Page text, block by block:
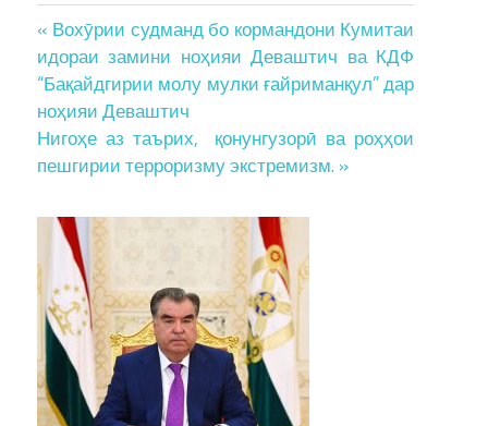
Post
navigation
« Вохӯрии судманд бо кормандони Кумитаи
идораи замини ноҳияи Деваштич ва КДФ
“Бақайдгирии молу мулки ғайриманқул” дар
ноҳияи Деваштич
Нигоҳе аз таърих, қонунгузорӣ ва роҳҳои
пешгирии терроризму экстремизм. »